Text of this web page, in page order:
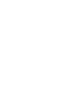
Arłamów, Augustów,